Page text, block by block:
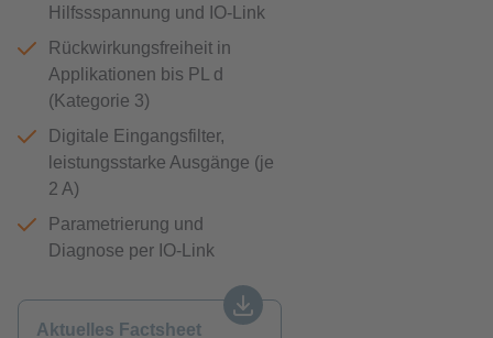
Hilfssspannung und IO-Link
Rückwirkungsfreiheit in
Applikationen bis PL d
(Kategorie 3)
Digitale Eingangsfilter,
leistungsstarke Ausgänge (je
2 A)
Parametrierung und
Diagnose per IO-Link
Aktuelles Factsheet